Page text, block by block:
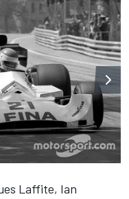
Laffite, Ian